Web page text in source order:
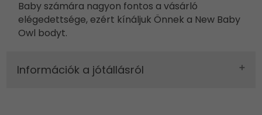
Baby számára nagyon fontos a vásárló
elégedettsége, ezért kínáljuk Önnek a New Baby
Owl bodyt.
Információk a jótállásról